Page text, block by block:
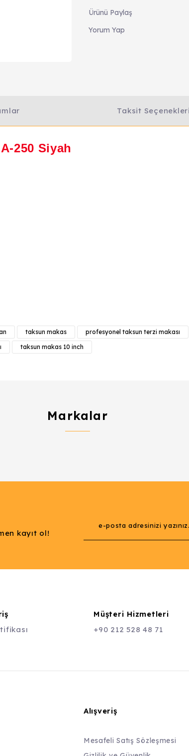
Ürünü Paylaş
Yorum Yap
Taksit Seçenekleri
250 Siyah
Yorum Yaz
Gönder
taksun makas profesyonel taksun terzi makası
taksun makas 10 inch
Markalar
kayıt ol!
Müşteri Hizmetleri
+90 212 528 48 71
Alışveriş
Mesafeli Satış Sözleşmesi